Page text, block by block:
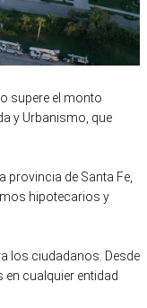
supere el monto
y Urbanismo, que
provincia de Santa Fe,
hipotecarios y
los ciudadanos. Desde
cualquier entidad